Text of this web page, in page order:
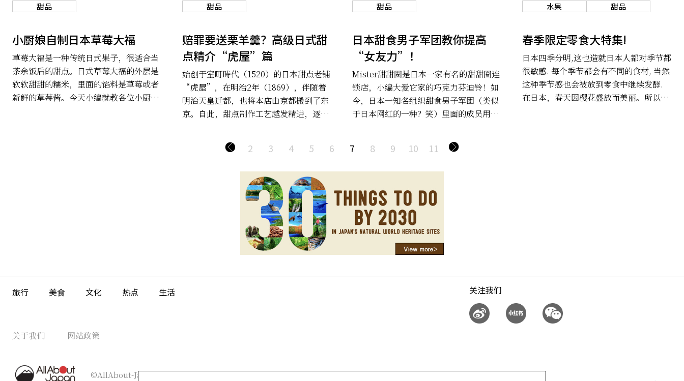
“枕团子”等等。根据名俗学家柳田国男
的面食，用来当作供奉神明的贡品，是团
子的原形。下面就介绍几种常见的团子，
来日本一定要尝一尝。
东京大坂这些大城市根本就买不到，接下
到不可吧。
甜品
小厨娘自制日本草莓大福
草莓大福是一种传统日式果子，很适合当
茶余饭后的甜点。日式草莓大福的外层是
软软甜甜的糯米，里面的馅料是草莓或者
新鲜的草莓酱。今天小编就教各位小厨娘
甜品
赔罪要送栗羊羹？高级日式甜
点精介“虎屋”篇
始创于室町時代（1520）的日本甜点老铺
“虎屋”，在明治2年（1869），伴随着
明治天皇迁都，也将本店由京都搬到了东
京。自此，甜点制作工艺越发精进，逐渐
招牌甜点是华人们都相当熟悉的“栗羊
羹”。这里的“栗羊羹”无论在形色还是
甜品
日本甜食男子军团教你提高
“女友力”！
Mister甜甜圈是日本一家有名的甜甜圈连
锁店，小编大爱它家的巧克力芬迪铃！如
今，日本一知名组织甜食男子军团（类似
于日本网红的一种？笑）里面的成员用它
了一群日本网友，高呼他们棒棒的“女友
力”！看过他们分享的照片后连小编也觉
水果 甜品
春季限定零食大特集!
日本四季分明,这也造就日本人都对季节都
很敏感. 每个季节都会有不同的食材, 当然
这种季节感也会被放到零食中继续发酵.
在日本，春天因樱花盛放而美丽。所以粉
2 3 4 5 6 7 8 9 10 11
旅行 美食 文化 热点 生活 关注我们
关于我们 网站政策
©AllAbout-Japan.com - All rights reserved.